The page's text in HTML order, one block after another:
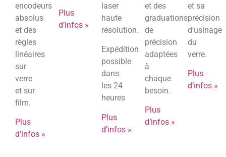
encodeurs
absolus
et des
règles
linéaires
sur
verre
et sur
film.
Plus
d’infos »
Plus
d’infos »
laser
haute
résolution.
Expédition
possible
dans
les 24
heures
Plus
d’infos »
et des
graduations
de
précision
adaptées
à
chaque
besoin.
Plus
d’infos »
et sa
précision
d’usinage
du
verre.
Plus
d’infos »